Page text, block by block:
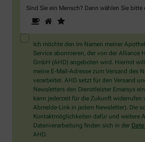
Sind Sie ein Mensch? Dann wählen Sie bitte
Sind
Sie
ein
Mensch?
Dann
wählen
Sie
bitte
den
Stern.
1 2
Ich möchte den im Namen meiner
Service abonnieren, der von der Alliance
GmbH (AHD) angeboten wird. Hiermit
meine E-Mail-Adresse zum Versand des
verarbeitet. AHD setzt für den Versand
Newsletters den Dienstleister Emarsys
kann jederzeit für die Zukunft widerrufen
Abmelde-Link in jedem Newsletter). Die
Kontaktmöglichkeiten dafür und weitere
Datenverarbeitung finden sich in der
AHD.